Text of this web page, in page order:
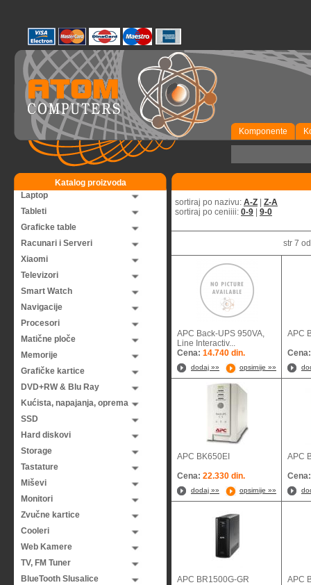
Komponente
Katalog proizvoda
Laptop
Tableti
Graficke table
Racunari i Serveri
Xiaomi
Televizori
Smart Watch
Navigacije
Procesori
Matične ploče
Memorije
Grafičke kartice
DVD+RW & Blu Ray
Kućista, napajanja, oprema
SSD
Hard diskovi
Storage
Tastature
Miševi
Monitori
Zvučne kartice
Cooleri
Web Kamere
TV, FM Tuner
BlueTooth Slusalice
sortiraj po nazivu: A-Z
Z-A
sortiraj po ceniiii: 0-9 9-0
str 7
APC Back-UPS 950VA,
Line Interactiv...
Cena: 14.740 din.
dodaj »» opsirnije »»
APC
APC BK650EI
Cena: 22.330 din.
dodaj »» opsirnije »»
APC
APC BR1500G-GR
APC